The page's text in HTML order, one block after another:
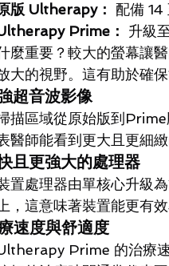
版 Ultherapy： 配備 14
Prime：
升級
麼重要？較大的螢幕讓
大的視野。這有助於確
超音波影像
描區域從原始版到
醫師能看到更大且更細
且更強大的處理器
置處理器由單核心升級
，這意味著裝置能更有
速度與舒適度
Prime 的治療